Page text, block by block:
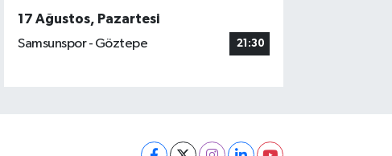
17 Ağustos, Pazartesi
Samsunspor - Göztepe
21:30